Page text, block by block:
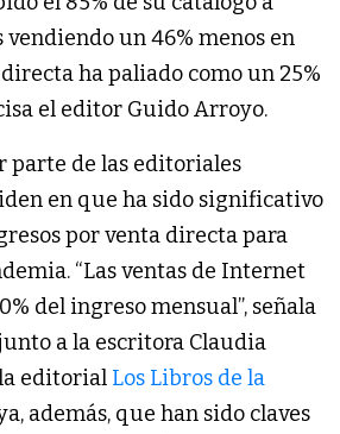
vendiendo un 46% menos en
ha paliado como un 25%
el editor Guido Arroyo.
parte de las editoriales
en que ha sido significativo
por venta directa para
“Las ventas de Internet
del ingreso mensual”, señala
a la escritora Claudia
editorial Los Libros de la
además, que han sido claves